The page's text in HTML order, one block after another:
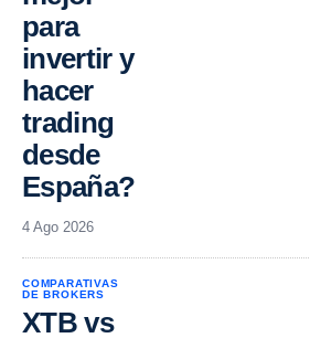
para
invertir y
hacer
trading
desde
España?
4 Ago 2026
COMPARATIVAS
DE BROKERS
XTB vs